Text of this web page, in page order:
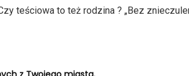
teściowa to też rodzina ? „Bez